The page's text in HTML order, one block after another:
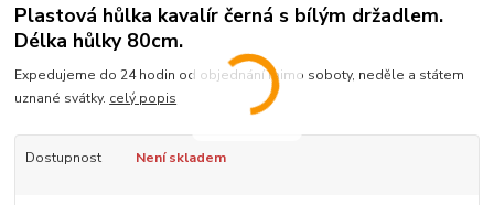
Plastová hůlka kavalír černá s bílým držadlem.
Délka hůlky 80cm.
Expedujeme do 24 hodin od objednání mimo soboty, neděle a státem
uznané svátky. celý popis
Dostupnost Není skladem